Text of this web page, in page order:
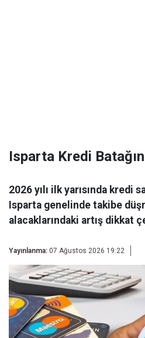
Isparta Kredi
2026 yılı ilk yarısında kredi
Isparta genelinde takibe
alacaklarındaki artış dikkat
Yayınlanma: 07 Ağustos 2026 19:22